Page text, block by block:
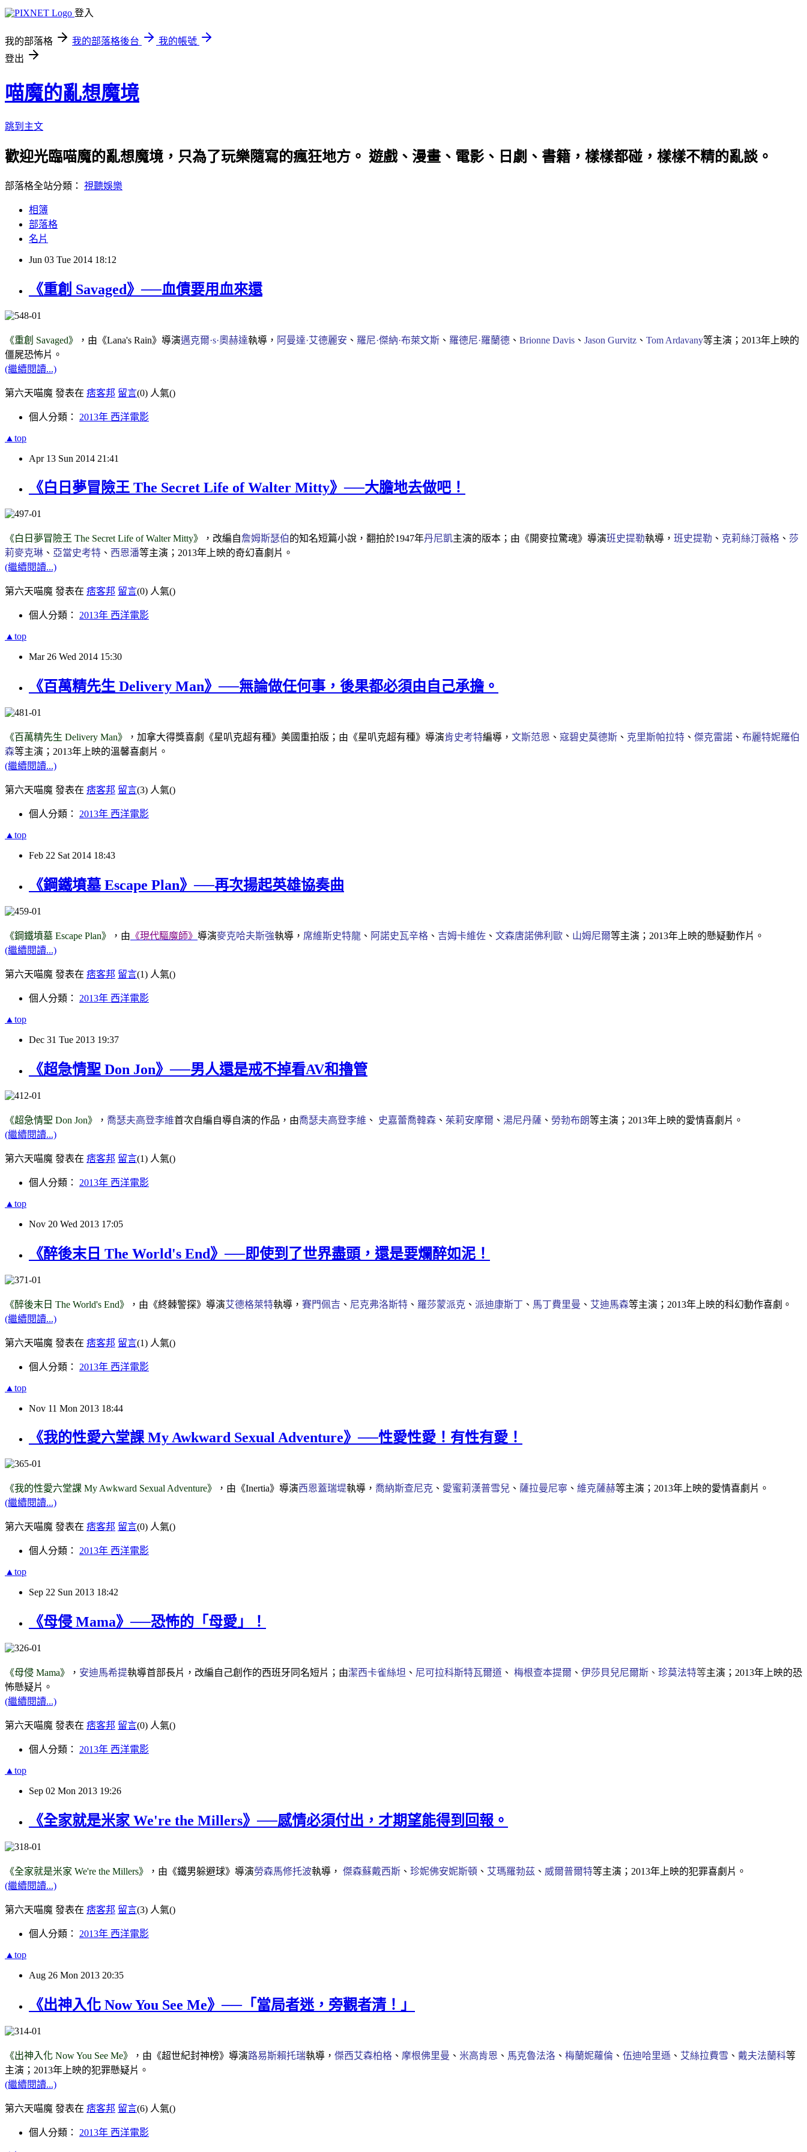
登入
我的部落格 我的部落格後台
我的帳號
登出
喵魔的亂想魔境
跳到主文
歡迎光臨喵魔的亂想魔境，只為了玩樂隨寫的瘋狂地方。 遊戲、漫畫、電影、日劇、書籍，樣樣都碰，樣樣不精的亂談。
部落格全站分類： 視聽娛樂
相簿
部落格
名片
Jun 03 Tue 2014 18:12
《重創 Savaged》──血債要用血來還
《重創 Savaged》 ，由《Lana's Rain》導演邁克爾·s·奧赫達執導， 阿曼達·艾德麗安 、 羅尼·傑納·布萊文斯 、 羅德尼·羅蘭德 、 Brionne Davis 、 Jason Gurvitz 、 Tom Ardavany等主演；2013年上映的
僵屍恐怖片。
(繼續閱讀...)
第六天喵魔 發表在 痞客邦 留言(0) 人氣()
個人分類： 2013年 西洋電影
▲top
Apr 13 Sun 2014 21:41
《白日夢冒險王 The Secret Life of Walter Mitty》──大膽地去做吧！
《白日夢冒險王 The Secret Life of Walter Mitty》 ，改編自詹姆斯瑟伯的知名短篇小說，翻拍於1947年丹尼凱主演的版本；由《開麥拉驚魂》導演班史提勒執導， 班史提勒 、 克莉絲汀薇格 、 莎
莉麥克琳 、 亞當史考特 、 西恩潘等主演；2013年上映的奇幻喜劇片。
(繼續閱讀...)
第六天喵魔 發表在 痞客邦 留言(0) 人氣()
個人分類： 2013年 西洋電影
▲top
Mar 26 Wed 2014 15:30
《百萬精先生 Delivery Man》──無論做任何事，後果都必須由自己承擔。
《百萬精先生 Delivery Man》 ，加拿大得獎喜劇《星叭克超有種》美國重拍版；由《星叭克超有種》導演肯史考特編導， 文斯范恩 、 寇碧史莫德斯 、 克里斯帕拉特 、 傑克雷諾 、 布麗特妮羅伯
森等主演；2013年上映的溫馨喜劇片。
(繼續閱讀...)
第六天喵魔 發表在 痞客邦 留言(3) 人氣()
個人分類： 2013年 西洋電影
▲top
Feb 22 Sat 2014 18:43
《鋼鐵墳墓 Escape Plan》──再次揚起英雄協奏曲
《鋼鐵墳墓 Escape Plan》 ，由 《現代驅魔師》 導演麥克哈夫斯強執導， 席維斯史特龍 、 阿諾史瓦辛格 、 吉姆卡維佐 、 文森唐諾佛利歐 、 山姆尼爾等主演；2013年上映的懸疑動作片。
(繼續閱讀...)
第六天喵魔 發表在 痞客邦 留言(1) 人氣()
個人分類： 2013年 西洋電影
▲top
Dec 31 Tue 2013 19:37
《超急情聖 Don Jon》──男人還是戒不掉看AV和擼管
《超急情聖 Don Jon》 ， 喬瑟夫高登李維首次自編自導自演的作品，由喬瑟夫高登李維 、 史嘉蕾喬韓森 、 茱莉安摩爾 、 湯尼丹薩 、 勞勃布朗等主演；2013年上映的愛情喜劇片。
(繼續閱讀...)
第六天喵魔 發表在 痞客邦 留言(1) 人氣()
個人分類： 2013年 西洋電影
▲top
Nov 20 Wed 2013 17:05
《醉後末日 The World's End》──即使到了世界盡頭，還是要爛醉如泥！
《醉後末日 The World's End》 ，由《終棘警探》導演艾德格萊特執導， 賽門佩吉 、 尼克弗洛斯特 、 羅莎蒙派克 、 派迪康斯丁 、 馬丁費里曼 、 艾迪馬森等主演；2013年上映的科幻動作喜劇。
(繼續閱讀...)
第六天喵魔 發表在 痞客邦 留言(1) 人氣()
個人分類： 2013年 西洋電影
▲top
Nov 11 Mon 2013 18:44
《我的性愛六堂課 My Awkward Sexual Adventure》──性愛性愛！有性有愛！
《我的性愛六堂課 My Awkward Sexual Adventure》 ，由《Inertia》導演西恩蓋瑞堤執導， 喬納斯查尼克 、 愛蜜莉漢普雪兒 、 薩拉曼尼寧 、 維克薩赫等主演；2013年上映的愛情喜劇片。
(繼續閱讀...)
第六天喵魔 發表在 痞客邦 留言(0) 人氣()
個人分類： 2013年 西洋電影
▲top
Sep 22 Sun 2013 18:42
《母侵 Mama》──恐怖的「母愛」！
《母侵 Mama》 ， 安迪馬希提執導首部長片，改編自己創作的西班牙同名短片；由潔西卡雀絲坦 、 尼可拉科斯特瓦爾道 、 梅根查本提爾 、 伊莎貝兒尼爾斯 、 珍莫法特等主演；2013年上映的恐
怖懸疑片。
(繼續閱讀...)
第六天喵魔 發表在 痞客邦 留言(0) 人氣()
個人分類： 2013年 西洋電影
▲top
Sep 02 Mon 2013 19:26
《全家就是米家 We're the Millers》──感情必須付出，才期望能得到回報。
《全家就是米家 We're the Millers》 ，由《鐵男躲避球》導演勞森馬修托波執導， 傑森蘇戴西斯 、 珍妮佛安妮斯頓 、 艾瑪羅勃茲 、 威爾普爾特等主演；2013年上映的犯罪喜劇片。
(繼續閱讀...)
第六天喵魔 發表在 痞客邦 留言(3) 人氣()
個人分類： 2013年 西洋電影
▲top
Aug 26 Mon 2013 20:35
《出神入化 Now You See Me》──「當局者迷，旁觀者清！」
《出神入化 Now You See Me》 ，由《超世紀封神榜》導演路易斯賴托瑞執導， 傑西艾森柏格 、 摩根佛里曼 、 米高肯恩 、 馬克魯法洛 、 梅蘭妮蘿倫 、 伍迪哈里遜 、 艾絲拉費雪 、 戴夫法蘭科等
主演；2013年上映的犯罪懸疑片。
(繼續閱讀...)
第六天喵魔 發表在 痞客邦 留言(6) 人氣()
個人分類： 2013年 西洋電影